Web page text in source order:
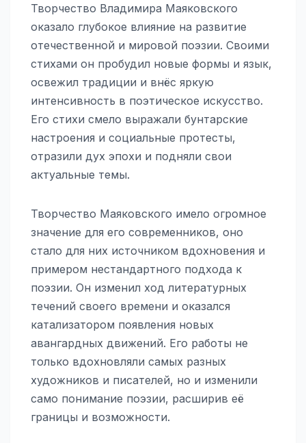
Творчество Владимира Маяковского
оказало глубокое влияние на развитие
отечественной и мировой поэзии. Своими
стихами он пробудил новые формы и язык,
освежил традиции и внёс яркую
интенсивность в поэтическое искусство.
Его стихи смело выражали бунтарские
настроения и социальные протесты,
отразили дух эпохи и подняли свои
актуальные темы.
Творчество Маяковского имело огромное
значение для его современников, оно
стало для них источником вдохновения и
примером нестандартного подхода к
поэзии. Он изменил ход литературных
течений своего времени и оказался
катализатором появления новых
авангардных движений. Его работы не
только вдохновляли самых разных
художников и писателей, но и изменили
само понимание поэзии, расширив её
границы и возможности.